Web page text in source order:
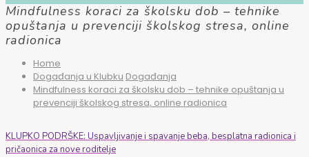
Mindfulness koraci za školsku dob – tehnike
opuštanja u prevenciji školskog stresa, online
radionica
Home
Događanja u Klubku Događanja
Mindfulness koraci za školsku dob – tehnike opuštanja u
prevenciji školskog stresa, online radionica
KLUPKO PODRŠKE: Uspavljivanje i spavanje beba, besplatna radionica i
pričaonica za nove roditelje